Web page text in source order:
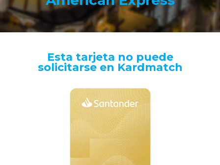
Esta tarjeta no puede
solicitarse en Kardmatch